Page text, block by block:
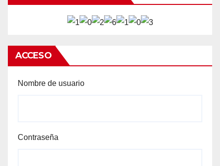
ACCESO
Nombre de usuario
Contraseña